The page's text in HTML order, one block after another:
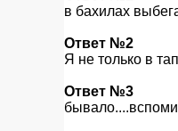
в бахилах
Ответ №2
Я не только в
Ответ №3